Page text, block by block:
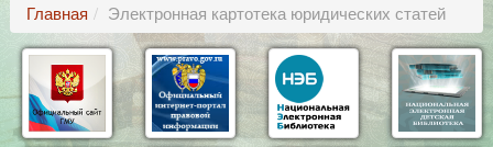
Главная Электронная картотека юридических статей